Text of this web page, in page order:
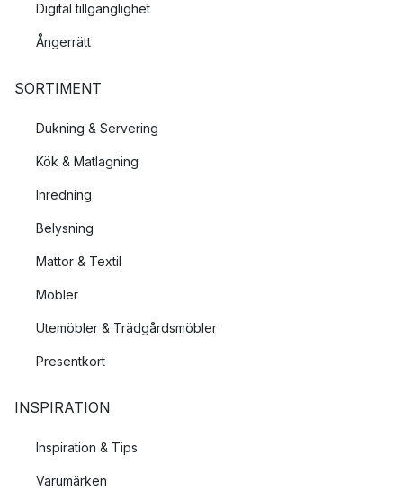
Digital tillgänglighet
Ångerrätt
SORTIMENT
Dukning & Servering
Kök & Matlagning
Inredning
Belysning
Mattor & Textil
Möbler
Utemöbler & Trädgårdsmöbler
Presentkort
INSPIRATION
Inspiration & Tips
Varumärken